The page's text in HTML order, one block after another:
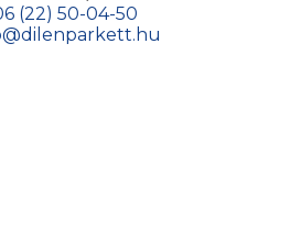
(22) 50-04-50